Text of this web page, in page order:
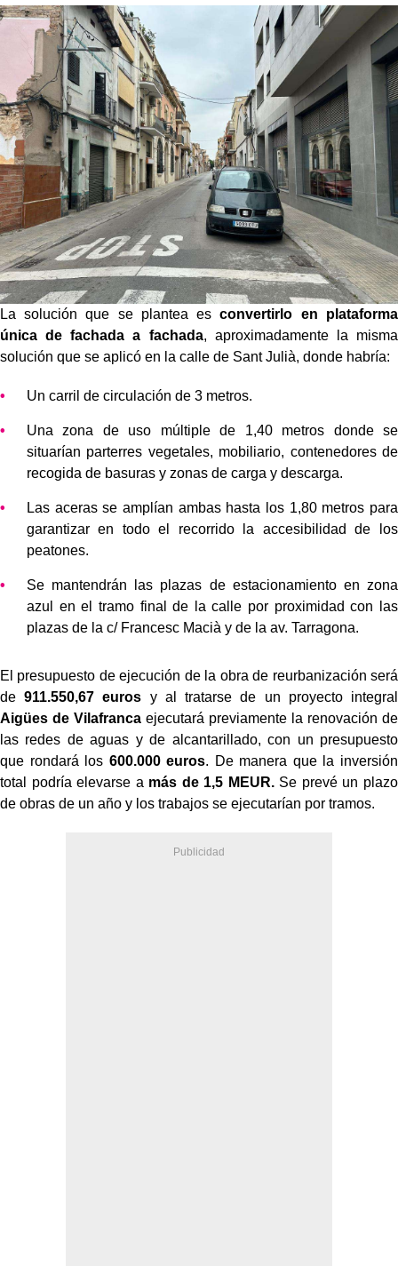
La solución que se plantea esconvertirlo en plataforma
única de fachada a fachada, aproximadamente la misma
solución que se aplicó en la calle de Sant Julià, donde habría:
Un carril de circulación de 3 metros.
Una zona de uso múltiple de 1,40 metros donde se
situarían parterres vegetales, mobiliario, contenedores de
recogida de basuras y zonas de carga y descarga.
Las aceras se amplían ambas hasta los 1,80 metros para
garantizar en todo el recorrido la accesibilidad de los
peatones.
Se mantendrán las plazas de estacionamiento en zona
azul en el tramo final de la calle por proximidad con las
plazas de la c/ Francesc Macià y de la av. Tarragona.
El presupuesto de ejecución de la obra de reurbanización será
de 911.550,67 euros y al tratarse de un proyecto integral
Aigües de Vilafrancaejecutará previamente la renovación de
las redes de aguas y de alcantarillado, con un presupuesto
que rondará los 600.000 euros. De manera que la inversión
total podría elevarse a más de 1,5 MEUR.Se prevé un plazo
de obras de un año y los trabajos se ejecutarían por tramos.